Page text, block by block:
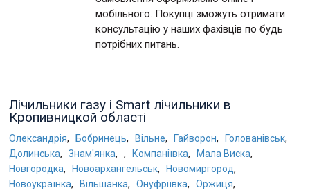
мобільного. Покупці зможуть отримати
консультацію у наших фахівців по будь
потрібних питань.
Лічильники газу і Smart лічильники в
Кропивницкой області
Олександрія, Бобринець, Вільне, Гайворон, Голованівськ,
Долинська, Знам'янка, , Компаніївка, Мала Виска,
Новгородка, Новоархангельськ, Новомиргород,
Новоукраїнка, Вільшанка, Онуфріївка, Оржиця,